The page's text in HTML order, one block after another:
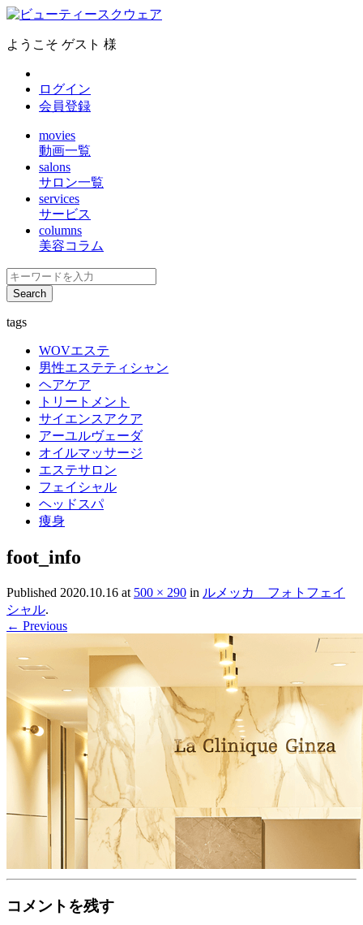
ようこそ ゲスト 様
ログイン
会員登録
movies
動画一覧
salons
サロン一覧
services
サービス
columns
美容コラム
tags
WOVエステ
男性エステティシャン
ヘアケア
トリートメント
サイエンスアクア
アーユルヴェーダ
オイルマッサージ
エステサロン
フェイシャル
ヘッドスパ
痩身
foot_info
Published 2020.10.16 at 500 × 290 in ルメッカ フォトフェイ
シャル.
← Previous
コメントを残す